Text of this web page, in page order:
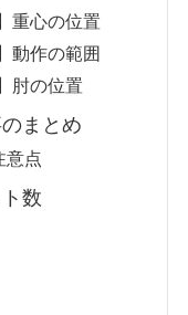
重心の位置
動作の範囲
肘の位置
まとめ
意点
数